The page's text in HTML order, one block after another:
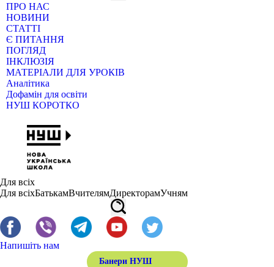
ПРО НАС
НОВИНИ
СТАТТІ
Є ПИТАННЯ
ПОГЛЯД
ІНКЛЮЗІЯ
МАТЕРІАЛИ ДЛЯ УРОКІВ
Аналітика
Дофамін для освіти
НУШ КОРОТКО
Для всіх
Для всіхБатькамВчителямДиректорамУчням
Напишіть нам
Банери НУШ